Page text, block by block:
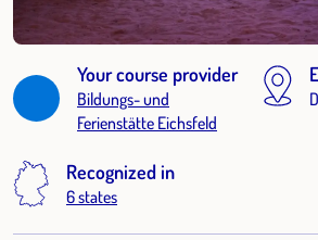
Your course provider
Bildungs- und
Ferienstätte Eichsfeld
Recognized in
6 states